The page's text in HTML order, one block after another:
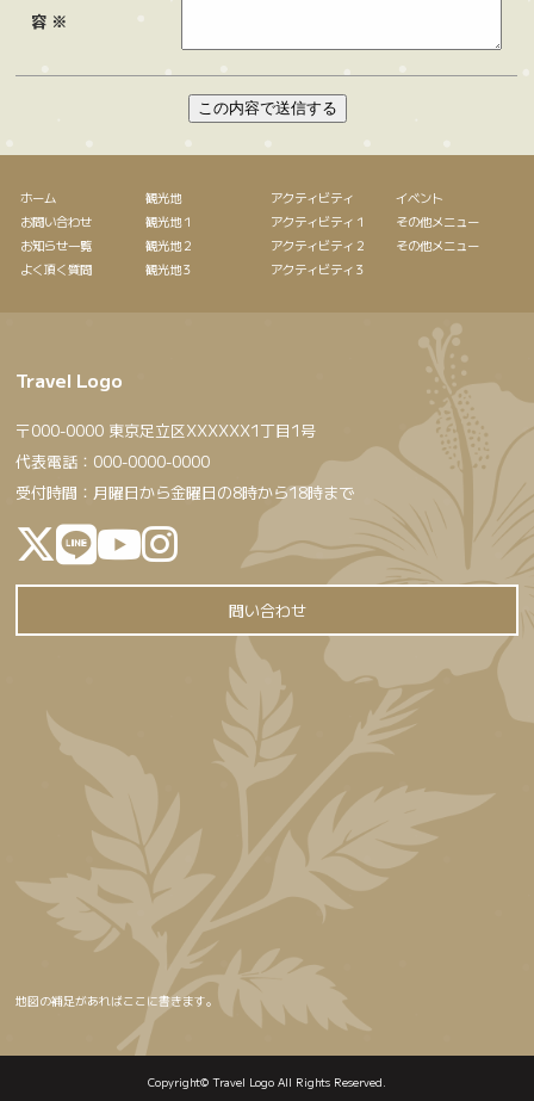
容 ※
この内容で送信する
ホーム
お問い合わせ
お知らせ一覧
よく頂く質問
観光地
観光地１
観光地２
観光地３
アクティビティ
アクティビティ１
アクティビティ２
アクティビティ３
イベント
その他メニュー
その他メニュー
Travel Logo
〒000-0000 東京足立区XXXXXX1丁目1号
代表電話：000-0000-0000
受付時間：月曜日から金曜日の8時から18時まで
問い合わせ
地図の補足があればここに書きます。
Copyright© Travel Logo All Rights Reserved.